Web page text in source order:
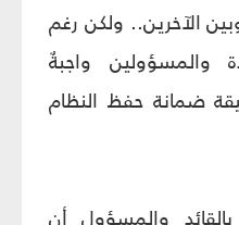
الآخرين.. ولكن رغم
والمسؤولين واجبةٌ
ضمانة حفظ النظام
والمسؤول أن